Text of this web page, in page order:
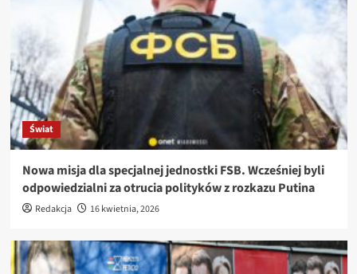
Świat
Nowa misja dla specjalnej jednostki FSB. Wcześniej byli
odpowiedzialni za otrucia polityków z rozkazu Putina
Redakcja 16 kwietnia, 2026